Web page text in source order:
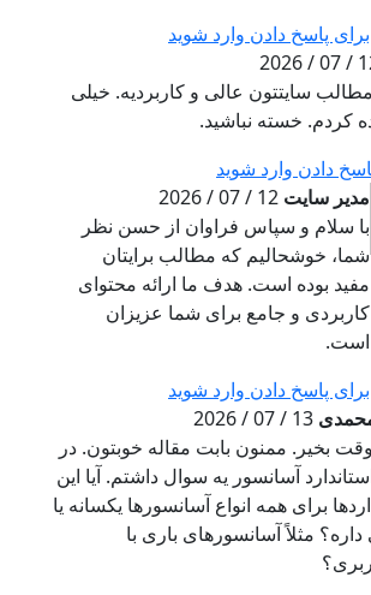
برای پاسخ دادن وارد شوید
12 /
سایتتون عالی و کاربردیه. خیلی
کردم. خسته نباشید.
دادن وارد شوید
مدیر سایت 12 / 07 / 2026
با سلام و سپاس فراوان از حسن نظر
شما، خوشحالیم که مطالب برایتان
مفید بوده است. هدف ما ارائه محتوای
کاربردی و جامع برای شما عزیزان
است.
برای پاسخ دادن وارد شوید
13 / 07 / 2026
بخیر. ممنون بابت مقاله خوبتون. در
آسانسور یه سوال داشتم. آیا این
برای همه انواع آسانسورها یکسانه یا
داره؟ مثلاً آسانسورهای باری با